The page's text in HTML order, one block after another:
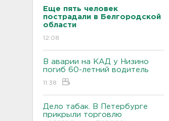
Еще пять человек
пострадали в Белгородской
области
12:08
В аварии на КАД у Низино
погиб 60-летний водитель
11:38
Дело табак. В Петербурге
прикрыли торговлю